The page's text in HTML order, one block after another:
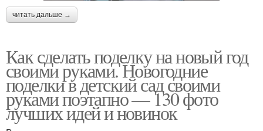
читать дальше →
Как сделать поделку на новый год
своими руками. Новогодние
поделки в детский сад своими
руками поэтапно — 130 фото
лучших идей и новинок